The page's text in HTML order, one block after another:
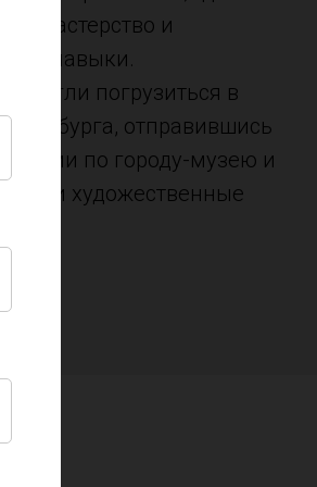
мастерство и
навыки.
смогли погрузиться в
отправившись
по городу-музею и
и художественные